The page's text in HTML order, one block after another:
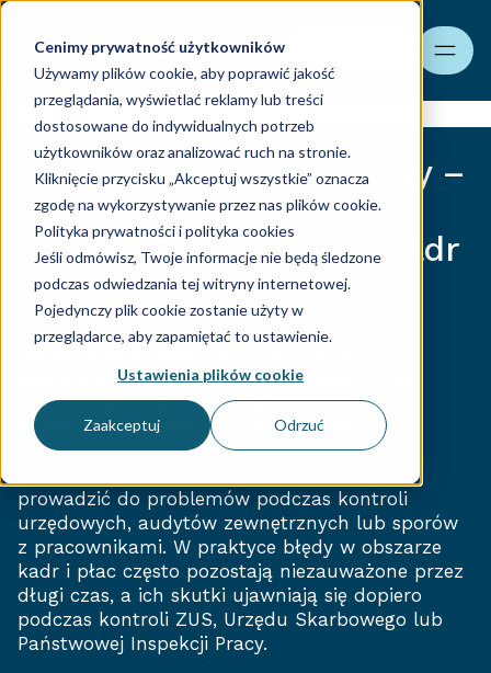
Cenimy prywatność użytkowników
Używamy plików cookie, aby poprawić jakość
przeglądania, wyświetlać reklamy lub treści
dostosowane do indywidualnych potrzeb
użytkowników oraz analizować ruch na stronie.
Kliknięcie przycisku „Akceptuj wszystkie” oznacza
zgodę na wykorzystywanie przez nas plików cookie.
Polityka prywatności i polityka cookies
Jeśli odmówisz, Twoje informacje nie będą śledzone
podczas odwiedzania tej witryny internetowej.
Pojedynczy plik cookie zostanie użyty w
przeglądarce, aby zapamiętać to ustawienie.
Ustawienia plików cookie
Zaakceptuj Odrzuć
Audyt kadrowo-płacowy –
dlaczego warto
przeprowadzić audyt kadr
i płac?
pracowniczej, naliczania wynagrodzeń oraz
zobowiązań publiczno-prawnych to
najważniejsze obowiązki każdej firmy.
prowadzić do problemów podczas kontroli
urzędowych, audytów zewnętrznych lub sporów
z pracownikami. W praktyce błędy w obszarze
kadr i płac często pozostają niezauważone przez
długi czas, a ich skutki ujawniają się dopiero
podczas kontroli ZUS, Urzędu Skarbowego lub
Państwowej Inspekcji Pracy.